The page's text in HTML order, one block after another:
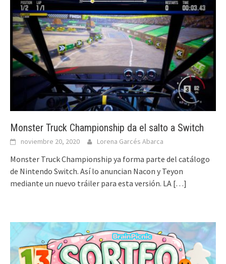
Monster Truck Championship da el salto a Switch
noviembre 20, 2020 Lorena Garcés Abarca
Monster Truck Championship ya forma parte del catálogo
de Nintendo Switch. Así lo anuncian Nacon y Teyon
mediante un nuevo tráiler para esta versión. LA […]